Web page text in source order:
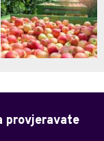
provjeravate